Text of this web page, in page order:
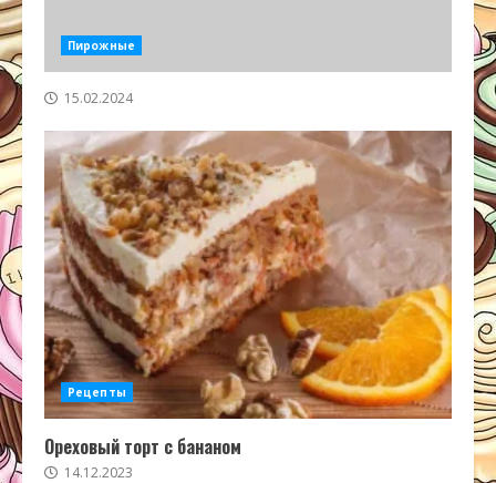
Пирожные
15.02.2024
Рецепты
Ореховый торт с бананом
14.12.2023